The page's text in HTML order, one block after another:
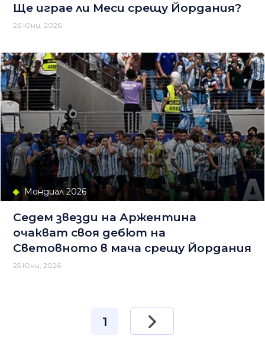
Ще играе ли Меси срещу Йордания?
26 Юни, 2026
Мондиал 2026
Седем звезди на Аржентина
очакват своя дебют на
Световното в мача срещу Йордания
25 Юни, 2026
1